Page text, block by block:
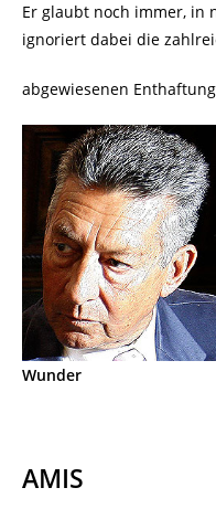
Er glaubt noch immer, in
ignoriert dabei die
abgewiesenen
Wunder
AMIS